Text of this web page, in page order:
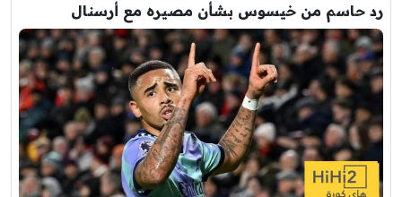
رد حاسم من خيسوس بشأن مصيره مع أرسنال